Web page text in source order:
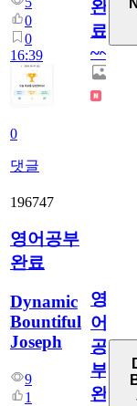
0
0
16:39
0
댓글
완
료
~~
196747
영어공부
완료
Dynamic
Bountiful
Joseph
9
1
영
어
공
부
완